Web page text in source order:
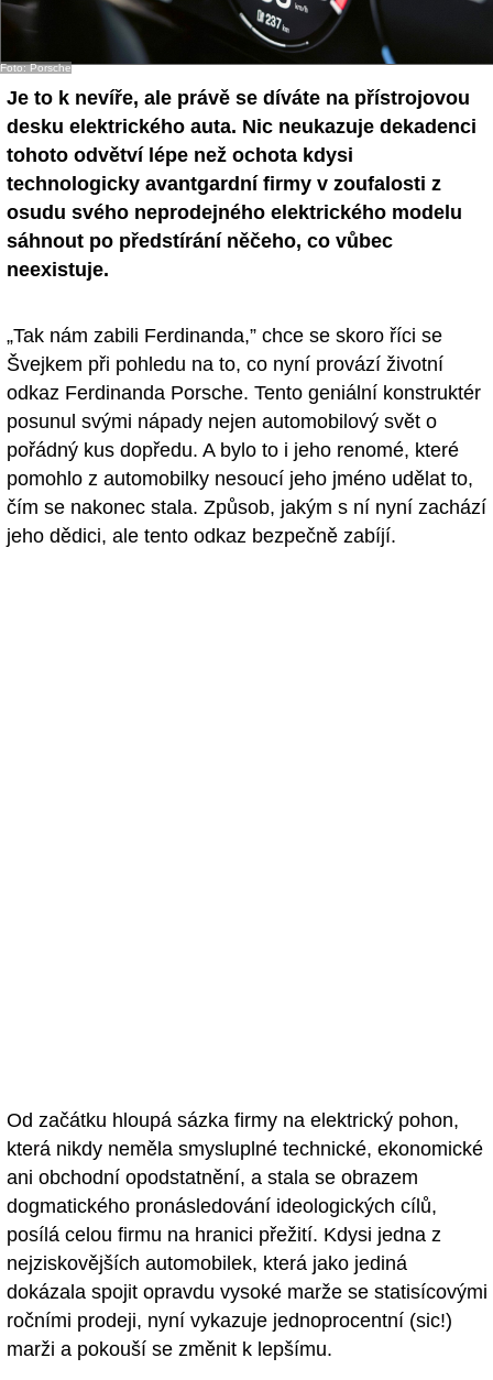
Foto: Porsche
Je to k nevíře, ale právě se díváte na přístrojovou
desku elektrického auta. Nic neukazuje dekadenci
tohoto odvětví lépe než ochota kdysi
technologicky avantgardní firmy v zoufalosti z
osudu svého neprodejného elektrického modelu
sáhnout po předstírání něčeho, co vůbec
neexistuje.
„Tak nám zabili Ferdinanda,” chce se skoro říci se
Švejkem při pohledu na to, co nyní provází životní
odkaz Ferdinanda Porsche. Tento geniální konstruktér
posunul svými nápady nejen automobilový svět o
pořádný kus dopředu. A bylo to i jeho renomé, které
pomohlo z automobilky nesoucí jeho jméno udělat to,
čím se nakonec stala. Způsob, jakým s ní nyní zachází
jeho dědici, ale tento odkaz bezpečně zabíjí.
Od začátku hloupá sázka firmy na elektrický pohon,
která nikdy neměla smysluplné technické, ekonomické
ani obchodní opodstatnění, a stala se obrazem
dogmatického pronásledování ideologických cílů,
posílá celou firmu na hranici přežití. Kdysi jedna z
nejziskovějších automobilek, která jako jediná
dokázala spojit opravdu vysoké marže se statisícovými
ročními prodeji, nyní vykazuje jednoprocentní (sic!)
marži a pokouší se změnit k lepšímu.